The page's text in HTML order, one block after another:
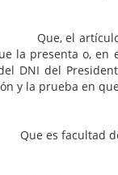
52 RGCP
la presenta o, en
DNI del
y la prueba en
del